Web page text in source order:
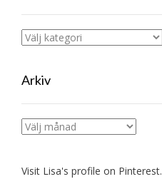
Kategorier
Arkiv
Arkiv
Visit Lisa's profile on Pinterest.